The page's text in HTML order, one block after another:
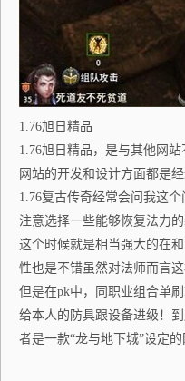
1.76旭日精品
1.76旭日精品，是与其他网
网站的开发和设计方面都是
1.76复古传奇经常会问我这
注意选择一些能够恢复法力
这个时候就是相当强大的在
性也是不错虽然对法师而言
但是在pk中，同职业组合单
给本人的防具跟设备进级！
者是一款“龙与地下城”设定